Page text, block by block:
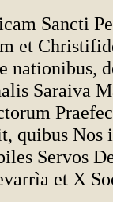
Sancti
et
nationibus,
Saraiva
quibus Nos
Servos
et X